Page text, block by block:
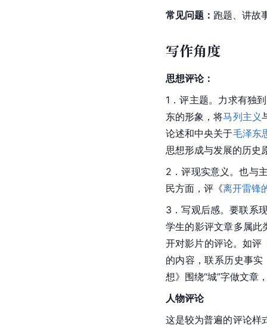
常见问题： 跑题、讲故
写作角度
思想评论：
1．评主题。力求有独
东的形象，将马列主义
论述和中央关于毛泽东
思想形成与发展的历史
2．评现实意义。也与
民方面，评《离开雷锋
3．写观后感。要联系
学生的影评文章多属此
开对影片的评论。如评
的内容，联系历史事实
想》围绕“城”字做文章
人物评论
这是较为普遍的评论样